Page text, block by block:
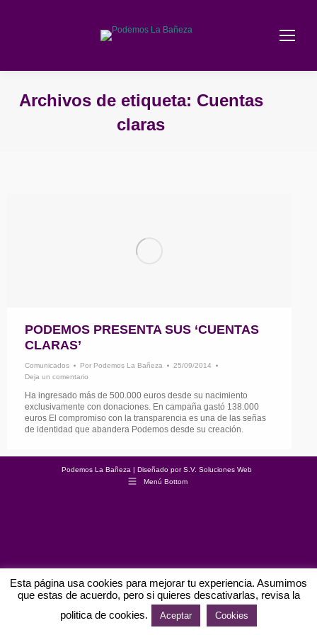
Archivos de etiqueta: Cuentas
claras
PODEMOS PRESENTA SUS ‘CUENTAS
CLARAS’
Comunicados Por Podemos La Bañeza
25/09/2014
Deja un comentario
Ha ingresado más de 500.000 euros desde su nacimiento
exclusivamente con donaciones. En campaña gastó 138.000
euros El compromiso con la transparencia es una de las señas
de identidad que abandera Podemos desde su creación.
Podemos La Bañeza | Diseñado porS.V. Soluciones Web
Menú Bottom
Esta página usa cookies para mejorar tu experiencia. Asumimos
que estas de acuerdo, pero si quieres descativarlas, revisa la
politica de cookies.
Aceptar Cookies